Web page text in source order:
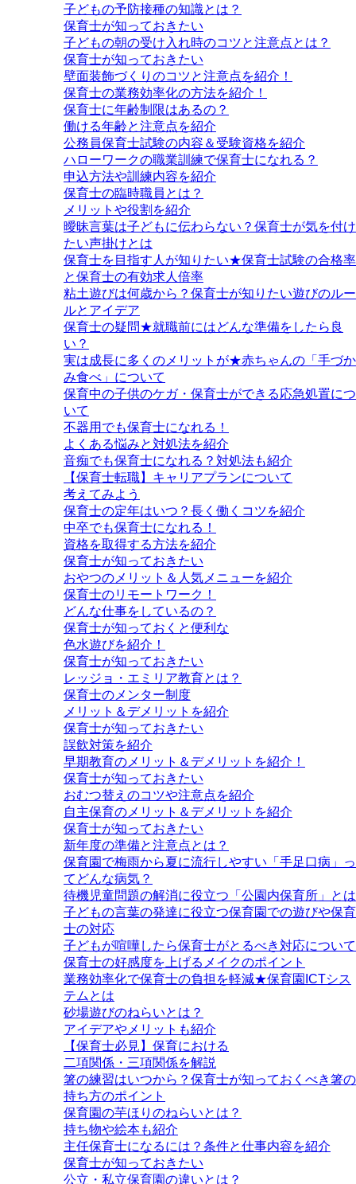
子どもの予防接種の知識とは？
保育士が知っておきたい
子どもの朝の受け入れ時のコツと注意点とは？
保育士が知っておきたい
壁面装飾づくりのコツと注意点を紹介！
保育士の業務効率化の方法を紹介！
保育士に年齢制限はあるの？
働ける年齢と注意点を紹介
公務員保育士試験の内容＆受験資格を紹介
ハローワークの職業訓練で保育士になれる？
申込方法や訓練内容を紹介
保育士の臨時職員とは？
メリットや役割を紹介
曖昧言葉は子どもに伝わらない？保育士が気を付け
たい声掛けとは
保育士を目指す人が知りたい★保育士試験の合格率
と保育士の有効求人倍率
粘土遊びは何歳から？保育士が知りたい遊びのルー
ルとアイデア
保育士の疑問★就職前にはどんな準備をしたら良
い？
実は成長に多くのメリットが★赤ちゃんの「手づか
み食べ」について
保育中の子供のケガ・保育士ができる応急処置につ
いて
不器用でも保育士になれる！
よくある悩みと対処法を紹介
音痴でも保育士になれる？対処法も紹介
【保育士転職】キャリアプランについて
考えてみよう
保育士の定年はいつ？長く働くコツを紹介
中卒でも保育士になれる！
資格を取得する方法を紹介
保育士が知っておきたい
おやつのメリット＆人気メニューを紹介
保育士のリモートワーク！
どんな仕事をしているの？
保育士が知っておくと便利な
色水遊びを紹介！
保育士が知っておきたい
レッジョ・エミリア教育とは？
保育士のメンター制度
メリット＆デメリットを紹介
保育士が知っておきたい
誤飲対策を紹介
早期教育のメリット＆デメリットを紹介！
保育士が知っておきたい
おむつ替えのコツや注意点を紹介
自主保育のメリット＆デメリットを紹介
保育士が知っておきたい
新年度の準備と注意点とは？
保育園で梅雨から夏に流行しやすい「手足口病」っ
てどんな病気？
待機児童問題の解消に役立つ「公園内保育所」とは
子どもの言葉の発達に役立つ保育園での遊びや保育
士の対応
子どもが喧嘩したら保育士がとるべき対応について
保育士の好感度を上げるメイクのポイント
業務効率化で保育士の負担を軽減★保育園ICTシス
テムとは
砂場遊びのねらいとは？
アイデアやメリットも紹介
【保育士必見】保育における
二項関係・三項関係を解説
箸の練習はいつから？保育士が知っておくべき箸の
持ち方のポイント
保育園の芋ほりのねらいとは？
持ち物や絵本も紹介
主任保育士になるには？条件と仕事内容を紹介
保育士が知っておきたい
公立・私立保育園の違いとは？